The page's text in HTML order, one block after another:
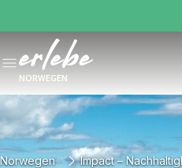
NORWEGEN
Norwegen Impact –